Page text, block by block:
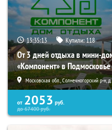
13:35:12 Купили: 118
От 3 дней отдыха в мини-
«Компонент» в Подмосковье
Московская обл., Солнечногорский р-н,
от 2053 руб.
до67400руб.